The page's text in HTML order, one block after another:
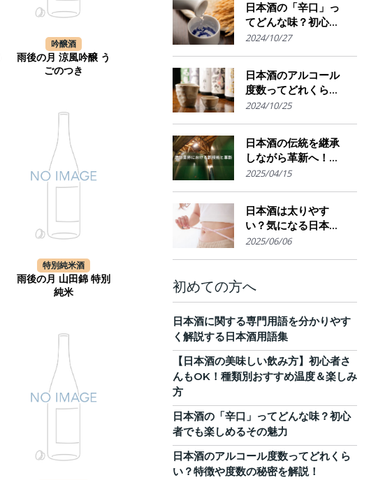
吟醸酒
雨後の月 涼風吟醸 う
ごのつき
特別純米酒
雨後の月 山田錦 特別
純米
日本酒の「辛口」っ
てどんな味？初心者
でも楽しめるその魅
2024/10/27
日本酒のアルコール
度数ってどれくら
い？特徴や度数の秘
2024/10/25
日本酒の伝統を継承
しながら革新へ！
AI・IoTが実現する革
の未来展望
2025/04/15
日本酒は太りやす
い？気になる日本酒
のカロリーと糖質。
2025/06/06
初めての方へ
日本酒に関する専門用語を分かりやす
く解説する日本酒用語集
【日本酒の美味しい飲み方】初心者さ
んもOK！種類別おすすめ温度＆楽しみ
方
日本酒の「辛口」ってどんな味？初心
者でも楽しめるその魅力
日本酒のアルコール度数ってどれくら
い？特徴や度数の秘密を解説！